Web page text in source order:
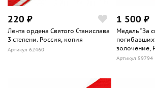
220 ₽
Лента ордена Святого Станислава
3 степени. Россия, копия
Артикул 62460
1 500 ₽
Медаль "За
золочение,
Артикул 59794